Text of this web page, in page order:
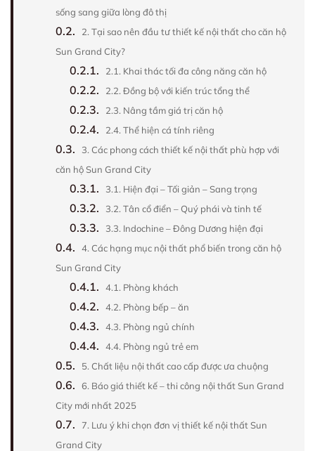
sống sang giữa lòng đô thị
0.2.
2. Tại sao nên đầu tư thiết kế nội thất cho căn hộ
Sun Grand City?
0.2.1. 2.1. Khai thác tối đa công năng căn hộ
0.2.2. 2.2. Đồng bộ với kiến trúc tổng thể
0.2.3. 2.3. Nâng tầm giá trị căn hộ
0.2.4. 2.4. Thể hiện cá tính riêng
0.3.
3. Các phong cách thiết kế nội thất phù hợp với
căn hộ Sun Grand City
0.3.1. 3.1. Hiện đại – Tối giản – Sang trọng
0.3.2. 3.2. Tân cổ điển – Quý phái và tinh tế
0.3.3. 3.3. Indochine – Đông Dương hiện đại
0.4.
4. Các hạng mục nội thất phổ biến trong căn hộ
Sun Grand City
0.4.1. 4.1. Phòng khách
0.4.2. 4.2. Phòng bếp – ăn
0.4.3. 4.3. Phòng ngủ chính
0.4.4. 4.4. Phòng ngủ trẻ em
0.5. 5. Chất liệu nội thất cao cấp được ưa chuộng
0.6.
6. Báo giá thiết kế – thi công nội thất Sun Grand
City mới nhất 2025
0.7.
7. Lưu ý khi chọn đơn vị thiết kế nội thất Sun
Grand City